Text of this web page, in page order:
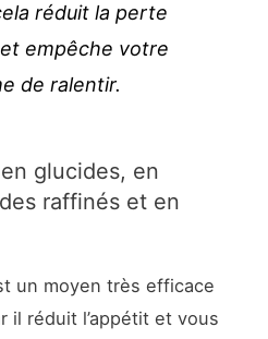
réduit la perte
empêche votre
de ralentir.
glucides, en
raffinés et en
un moyen très efficace
il réduit l’appétit et vous